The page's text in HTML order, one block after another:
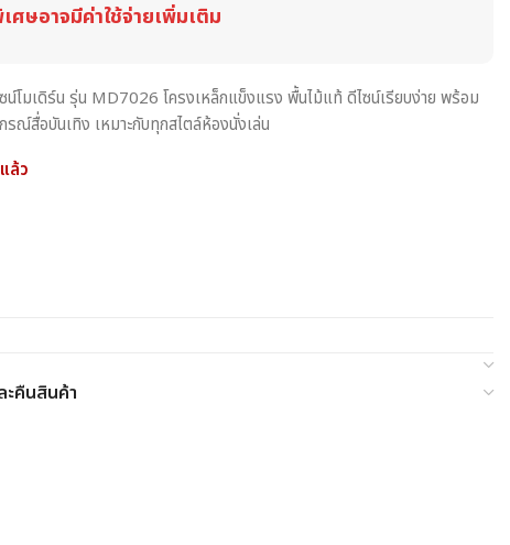
ศษอาจมีค่าใช้จ่ายเพิ่มเติม
น์โมเดิร์น รุ่น MD7026 โครงเหล็กแข็งแรง พื้นไม้แท้ ดีไซน์เรียบง่าย พร้อม
ณ์สื่อบันเทิง เหมาะกับทุกสไตล์ห้องนั่งเล่น
ล้ว
ะคืนสินค้า